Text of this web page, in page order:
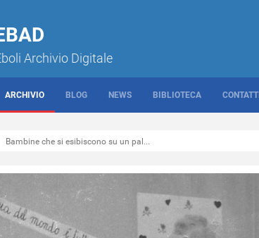
Archivio Digitale
ARCHIVIO BLOG NEWS BIBLIOTECA CONTATTI
Bambine che si esibiscono su un pal...